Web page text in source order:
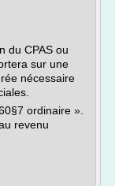
du CPAS ou
sur une
nécessaire
ordinaire ».
revenu